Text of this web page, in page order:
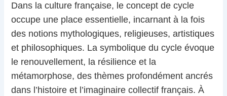
Dans la culture française, le concept de cycle
occupe une place essentielle, incarnant à la fois
des notions mythologiques, religieuses, artistiques
et philosophiques. La symbolique du cycle évoque
le renouvellement, la résilience et la
métamorphose, des thèmes profondément ancrés
dans l’histoire et l’imaginaire collectif français. À